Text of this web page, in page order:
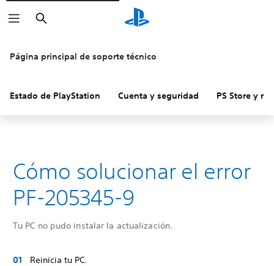
Buscar
Página principal de soporte técnico
Estado de PlayStation Cuenta y seguridad PS Store y
Cómo solucionar el error
PF-205345-9
Tu PC no pudo instalar la actualización.
Reinicia tu PC.